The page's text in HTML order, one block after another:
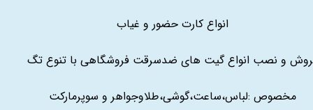
انواع کارت حضور و غیاب
و نصب انواع گیت های ضدسرقت فروشگاهی با تنوع تگ
مخصوص :لباس،ساعت،گوشی،طلاوجواهر و سوپرمارکت